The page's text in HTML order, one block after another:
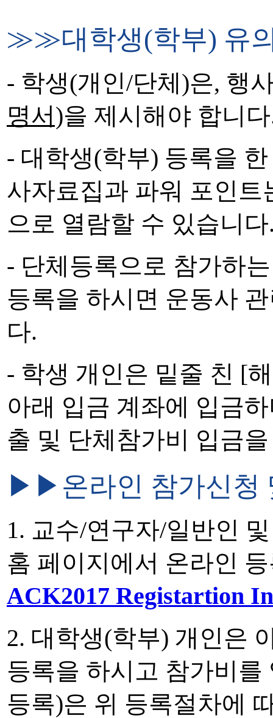
≫≫대학생(학부) 유
- 학생(개인/단체)은, 행
명서)을 제시해야 합니
- 대학생(학부) 등록을
사자료집과 파워 포인
으로 열람할 수 있습니
- 단체등록으로 참가하
등록을 하시면 운동사
다.
- 학생 개인은 밑줄 친 [
아래 입금 계좌에 입금
출 및 단체참가비 입금
▶▶온라인 참가신청
1. 교수/연구자/일반인
홈 페이지에서 온라인
ACK2017 Registartion
2. 대학생(학부) 개인은
등록을 하시고 참가비
등록)은 위 등록절차에